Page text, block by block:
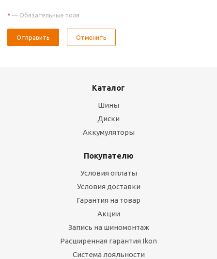
* — Обязательные поля
Отправить Отменить
Каталог
Шины
Диски
Аккумуляторы
Покупателю
Условия оплаты
Условия доставки
Гарантия на товар
Акции
Запись на шиномонтаж
Расширенная гарантия Ikon
Система лояльности